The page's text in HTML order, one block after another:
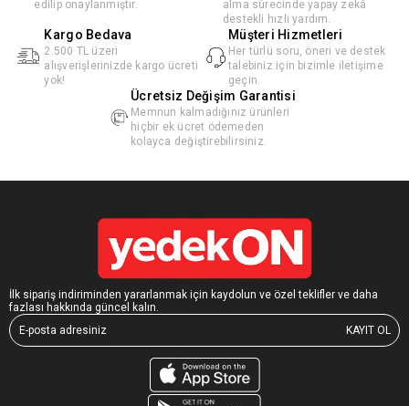
edilip onaylanmıştır.
alma sürecinde yapay zekâ
destekli hızlı yardım.
Kargo Bedava
2.500 TL üzeri
alışverişlerinizde kargo ücreti
yok!
Müşteri Hizmetleri
Her türlü soru, öneri ve destek
talebiniz için bizimle iletişime
geçin.
Ücretsiz Değişim Garantisi
Memnun kalmadığınız ürünleri
hiçbir ek ücret ödemeden
kolayca değiştirebilirsiniz.
İlk sipariş indiriminden yararlanmak için kaydolun ve özel teklifler ve daha
fazlası hakkında güncel kalın.
KAYIT OL